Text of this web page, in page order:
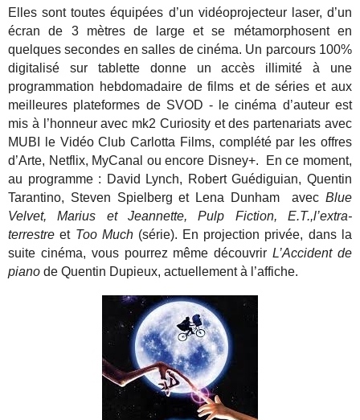
Elles sont toutes équipées d’un vidéoprojecteur laser, d’un
écran de 3 mètres de large et se métamorphosent en
quelques secondes en salles de cinéma. Un parcours 100%
digitalisé sur tablette donne un accès illimité à une
programmation hebdomadaire de films et de séries et aux
meilleures plateformes de SVOD - le cinéma d’auteur est
mis à l’honneur avec mk2 Curiosity et des partenariats avec
MUBI le Vidéo Club Carlotta Films, complété par les offres
d’Arte, Netflix, MyCanal ou encore Disney+. En ce moment,
au programme : David Lynch, Robert Guédiguian, Quentin
Tarantino, Steven Spielberg et Lena Dunham avec Blue
Velvet, Marius et Jeannette, Pulp Fiction, E.T.,l’extra-
terrestre et Too Much (série). En projection privée, dans la
suite cinéma, vous pourrez même découvrirL’Accident de
pianode Quentin Dupieux, actuellement à l’affiche.